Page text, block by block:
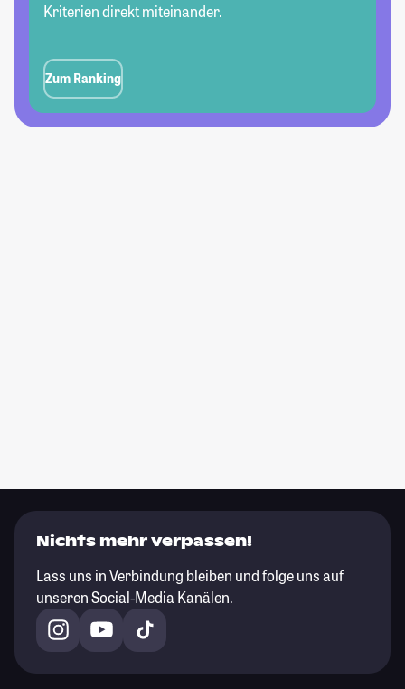
Kriterien direkt miteinander.
Zum Ranking
Nichts mehr verpassen!
Lass uns in Verbindung bleiben und folge uns auf
unseren Social-Media Kanälen.